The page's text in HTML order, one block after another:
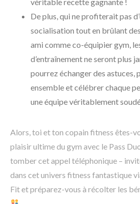
De plus, qui ne profiterait pas
socialisation tout en brûlant
ami comme co-équipier gym,
d’entraînement ne seront plus
pourrez échanger des astuces,
ensemble et célébrer chaque
une équipe véritablement
Alors, toi et ton copain fitness êtes-
plaisir ultime du gym avec le Pass
tomber cet appel téléphonique –
dans cet univers fitness fantastique
Fit et préparez-vous à récolter les